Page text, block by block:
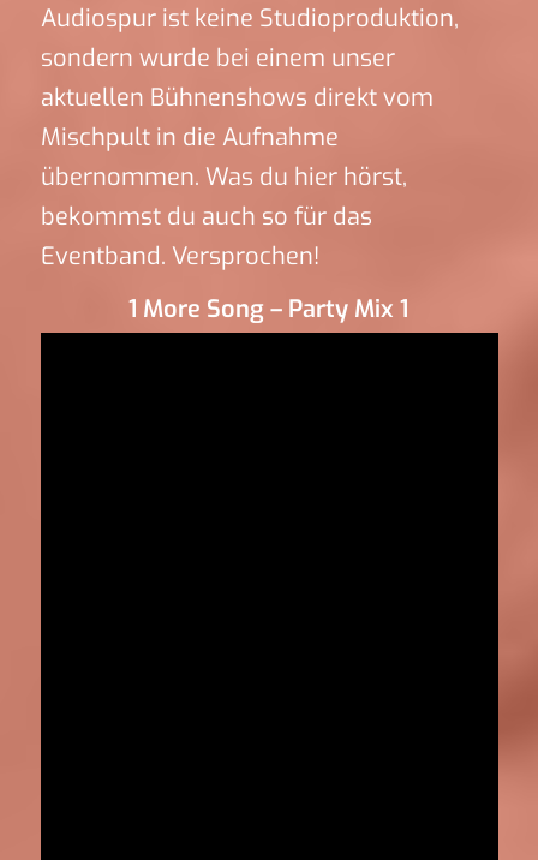
Audiospur ist keine Studioproduktion,
sondern wurde bei einem unser
aktuellen Bühnenshows direkt vom
Mischpult in die Aufnahme
übernommen. Was du hier hörst,
bekommst du auch so für das
Eventband. Versprochen!
1 More Song – Party Mix 1